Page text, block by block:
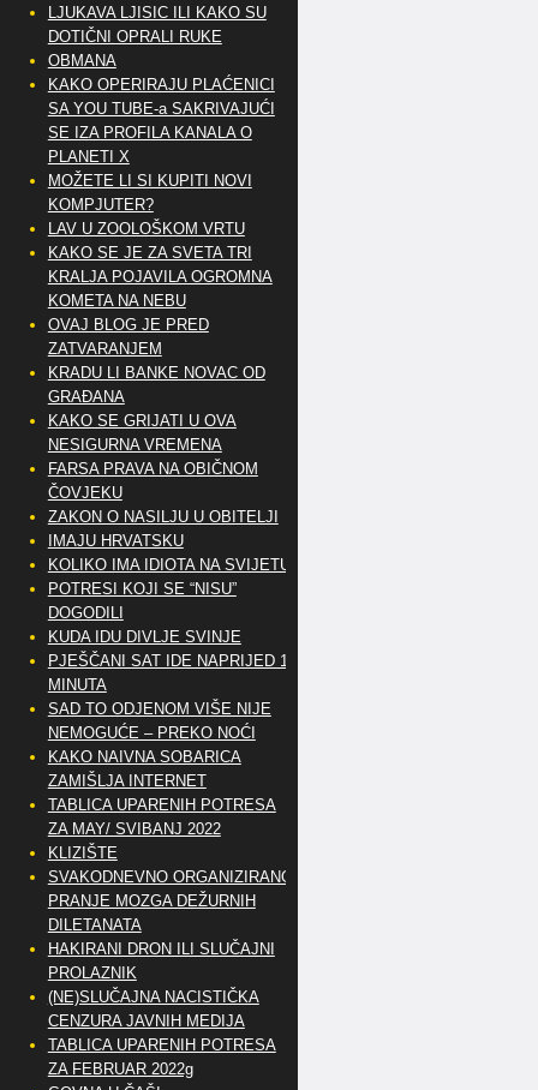
LJUKAVA LJISIC ILI KAKO SU
DOTIČNI OPRALI RUKE
OBMANA
KAKO OPERIRAJU PLAĆENICI
SA YOU TUBE-a SAKRIVAJUĆI
SE IZA PROFILA KANALA O
PLANETI X
MOŽETE LI SI KUPITI NOVI
KOMPJUTER?
LAV U ZOOLOŠKOM VRTU
KAKO SE JE ZA SVETA TRI
KRALJA POJAVILA OGROMNA
KOMETA NA NEBU
OVAJ BLOG JE PRED
ZATVARANJEM
KRADU LI BANKE NOVAC OD
GRAĐANA
KAKO SE GRIJATI U OVA
NESIGURNA VREMENA
FARSA PRAVA NA OBIČNOM
ČOVJEKU
ZAKON O NASILJU U OBITELJI
IMAJU HRVATSKU
KOLIKO IMA IDIOTA NA SVIJETU?
POTRESI KOJI SE “NISU”
DOGODILI
KUDA IDU DIVLJE SVINJE
PJEŠČANI SAT IDE NAPRIJED 10
MINUTA
SAD TO ODJENOM VIŠE NIJE
NEMOGUĆE – PREKO NOĆI
KAKO NAIVNA SOBARICA
ZAMIŠLJA INTERNET
TABLICA UPARENIH POTRESA
ZA MAY/ SVIBANJ 2022
KLIZIŠTE
SVAKODNEVNO ORGANIZIRANO
PRANJE MOZGA DEŽURNIH
DILETANATA
HAKIRANI DRON ILI SLUČAJNI
PROLAZNIK
(NE)SLUČAJNA NACISTIČKA
CENZURA JAVNIH MEDIJA
TABLICA UPARENIH POTRESA
ZA FEBRUAR 2022g